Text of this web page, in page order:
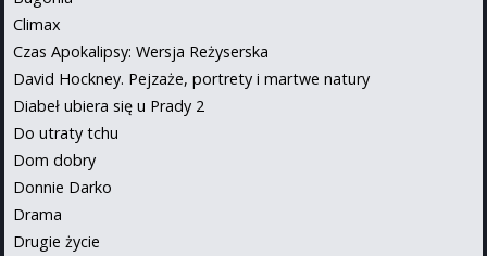
Climax
Czas Apokalipsy: Wersja Reżyserska
David Hockney. Pejzaże, portrety i martwe natury
Diabeł ubiera się u Prady 2
Do utraty tchu
Dom dobry
Donnie Darko
Drama
Drugie życie